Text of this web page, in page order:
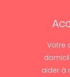
Votre
aider à